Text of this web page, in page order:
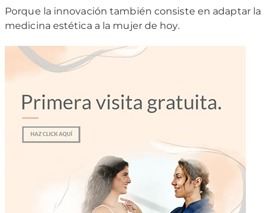
Porque la innovación también consiste en adaptar la
medicina estética a la mujer de hoy.